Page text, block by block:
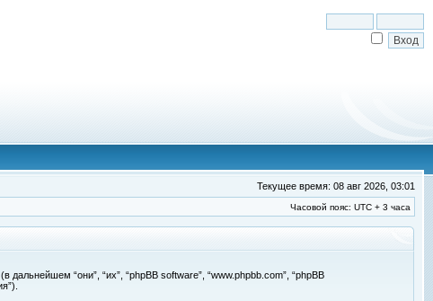
Текущее время: 08 авг 2026, 03:01
Часовой пояс: UTC + 3 часа
“они”, “их”, “phpBB software”, “www.phpbb.com”, “phpBB